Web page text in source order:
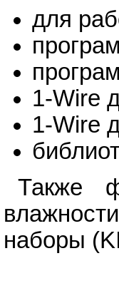
для
1-Wire
1-Wire
Также
наборы